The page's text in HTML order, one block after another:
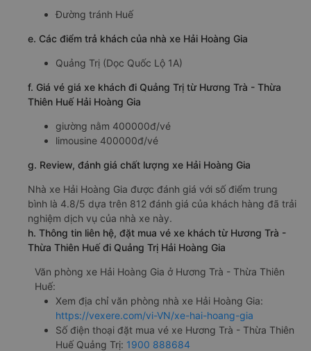
Đường tránh Huế
e. Các điểm trả khách của nhà xe Hải Hoàng Gia
Quảng Trị (Dọc Quốc Lộ 1A)
f. Giá vé giá xe khách đi Quảng Trị từ Hương Trà - Thừa
Thiên Huế Hải Hoàng Gia
giường nằm 400000đ/vé
limousine 400000đ/vé
g. Review, đánh giá chất lượng xe Hải Hoàng Gia
Nhà xe Hải Hoàng Gia được đánh giá với số điểm trung
bình là 4.8/5 dựa trên 812 đánh giá của khách hàng đã trải
nghiệm dịch vụ của nhà xe này.
h. Thông tin liên hệ, đặt mua vé xe khách từ Hương Trà -
Thừa Thiên Huế đi Quảng Trị Hải Hoàng Gia
Văn phòng xe Hải Hoàng Gia ở Hương Trà - Thừa Thiên
Huế:
Xem địa chỉ văn phòng nhà xe Hải Hoàng Gia:
https://vexere.com/vi-VN/xe-hai-hoang-gia
Số điện thoại đặt mua vé xe Hương Trà - Thừa Thiên
Huế Quảng Trị: 1900 888684